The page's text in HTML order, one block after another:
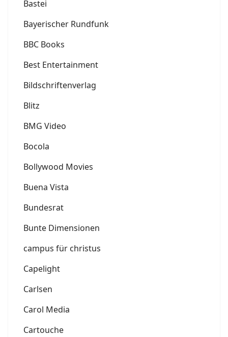
Bastei
Bayerischer Rundfunk
BBC Books
Best Entertainment
Bildschriftenverlag
Blitz
BMG Video
Bocola
Bollywood Movies
Buena Vista
Bundesrat
Bunte Dimensionen
campus für christus
Capelight
Carlsen
Carol Media
Cartouche